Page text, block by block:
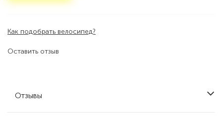
Оставить отзыв
Как подобрать велосипед?
Отзывы